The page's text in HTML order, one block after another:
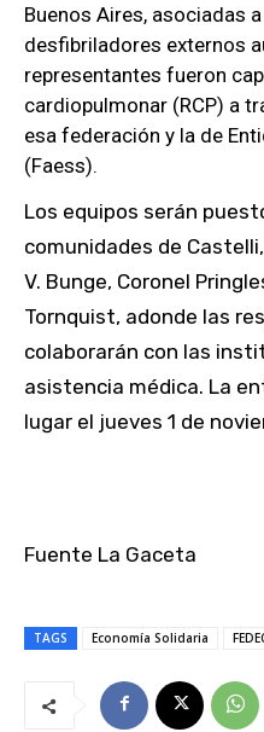
Buenos Aires, asociadas
desfibriladores externos
representantes fueron
cardiopulmonar (RCP) a
esa federación y la de
(Faess).
Los equipos serán
comunidades de
V. Bunge, Coronel
Tornquist, adonde las
colaborarán con las
asistencia médica. La
lugar el jueves 1 de
Fuente La Gaceta
TAGS Economía Solidaria